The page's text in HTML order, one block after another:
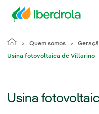
Quem somos
Usina fotovoltaica de Villarino
Usina